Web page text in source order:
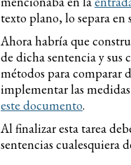
texto plano, lo separa en
Ahora habría que
de dicha sentencia y sus
métodos para comparar
implementar las
este documento.
Al finalizar esta tarea
sentencias cualesquiera